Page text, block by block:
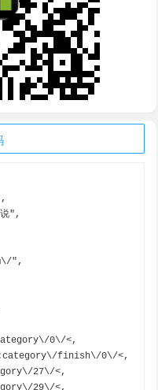
",
::category\/finish\/0\/<,
27\/<,
29\/<,